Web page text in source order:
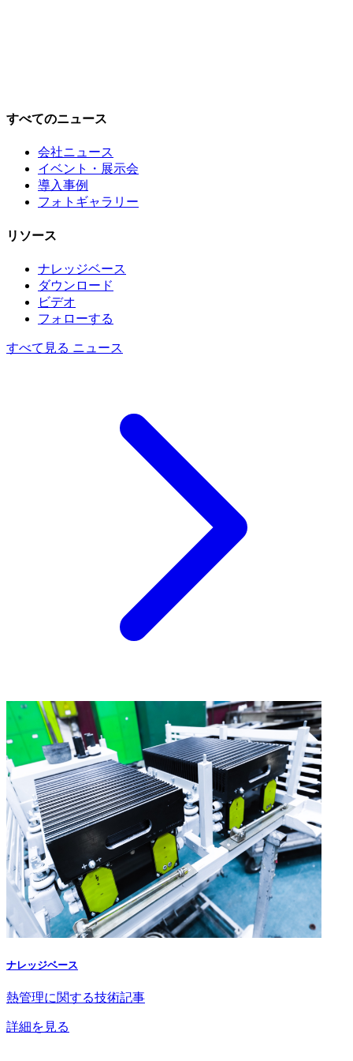
すべてのニュース
会社ニュース
イベント・展示会
導入事例
フォトギャラリー
リソース
ナレッジベース
ダウンロード
ビデオ
フォローする
すべて見る ニュース
ナレッジベース
熱管理に関する技術記事
詳細を見る